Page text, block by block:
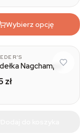
Wybierz opcję
Nagchampa
zł